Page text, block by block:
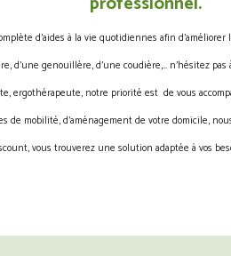
d’aides à la vie quotidiennes afin
d’une genouillère, d’une coudière,… n’hésitez
ergothérapeute, notre priorité est de vous
de mobilité, d’aménagement de votre domicile,
vous trouverez une solution adaptée à vos